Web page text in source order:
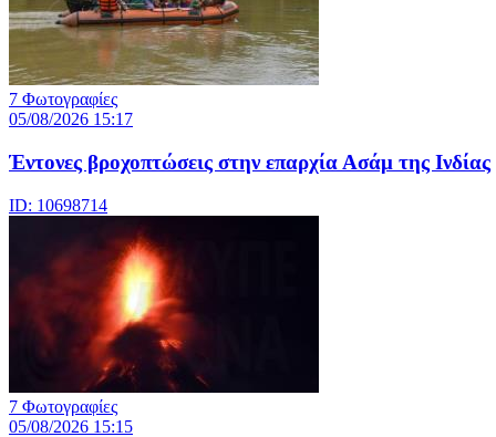
7 Φωτογραφίες
05/08/2026 15:17
Έντονες βροχοπτώσεις στην επαρχία Ασάμ της Ινδίας
ID: 10698714
7 Φωτογραφίες
05/08/2026 15:15